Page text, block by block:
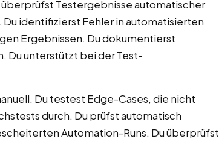
Testergebnisse automatischer
Du identifizierst Fehler in automatisierten
Ergebnissen. Du dokumentierst
Du unterstützt bei der Test-
Du testest Edge-Cases, die nicht
durch. Du prüfst automatisch
Automation-Runs. Du überprüfst